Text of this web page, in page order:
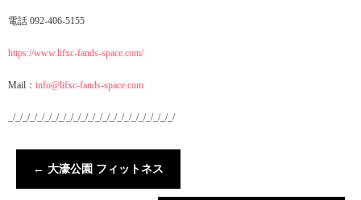
電話 092-406-5155
https://www.lifxc-fands-space.com/
Mail： info@lifxc-fands-space.com
_/_/_/_/_/_/_/_/_/_/_/_/_/_/_/_/_/_/_/_/_/_/_/
← 大濠公園 フィットネス